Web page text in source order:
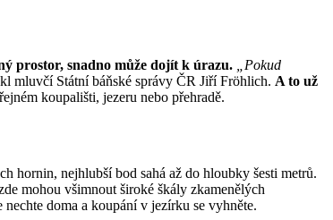
prostor, snadno může dojít k úrazu.
„Pokud
mluvčí Státní báňské správy ČR Jiří Fröhlich. A to už
koupališti, jezeru nebo přehradě.
hornin, nejhlubší bod sahá až do hloubky šesti metrů.
mohou všimnout široké škály zkamenělých
nechte doma a koupání v jezírku se vyhněte.